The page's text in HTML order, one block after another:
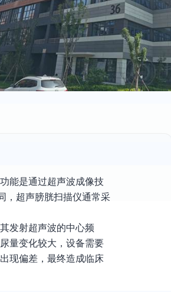
能是通过超声波成像技
，超声膀胱扫描仪通常采
发射超声波的中心频
量变化较大，设备需要
现偏差，最终造成临床